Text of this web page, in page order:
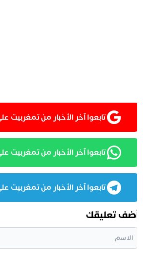
تابعوا آخر الأخبار من تمغربيت على Google News
تابعوا آخر الأخبار من تمغربيت على WhatsApp
تابعوا آخر الأخبار من تمغربيت على Telegram
تعليقك